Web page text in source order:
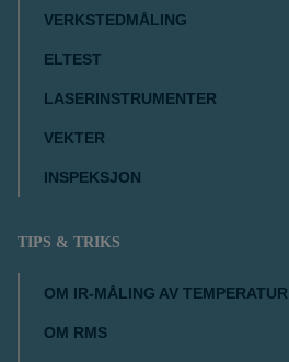
VERKSTEDMÅLING
ELTEST
LASERINSTRUMENTER
VEKTER
INSPEKSJON
TIPS & TRIKS
OM IR-MÅLING AV TEMPERATUR
OM RMS